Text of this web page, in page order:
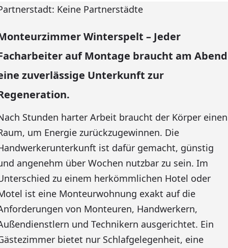
Keine Partnerstädte
Winterspelt – Jeder
auf Montage braucht am Abend
zuverlässige Unterkunft zur
Stunden harter Arbeit braucht der Körper einen
um Energie zurückzugewinnen. Die
ist dafür gemacht, günstig
angenehm über Wochen nutzbar zu sein. Im
zu einem herkömmlichen Hotel oder
ist eine Monteurwohnung exakt auf die
von Monteuren, Handwerkern,
und Technikern ausgerichtet. Ein
bietet nur Schlafgelegenheit, eine